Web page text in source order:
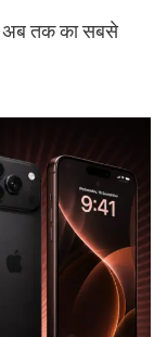
अब तक का सबसे